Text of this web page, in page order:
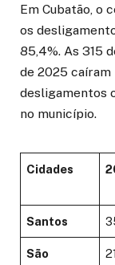
Em Cubatão, o
os
85,4%. As 315
de 2025 caíram
desligamentos
no município.
Cidades
Santos
São